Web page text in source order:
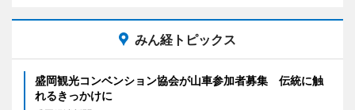
みん経トピックス
盛岡観光コンベンション協会が山車参加者募集 伝統に触
れるきっかけに